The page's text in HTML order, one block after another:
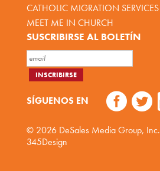
CATHOLIC MIGRATION SERVICES
MEET ME IN CHURCH
SUSCRIBIRSE AL BOLETÍN
SÍGUENOS EN
© 2026 DeSales Media Group, Inc.
345Design